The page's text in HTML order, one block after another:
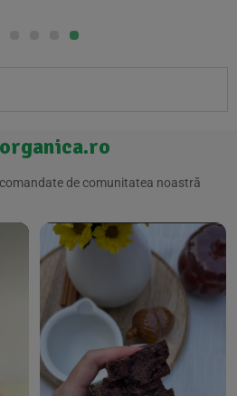
de comunitatea noastră